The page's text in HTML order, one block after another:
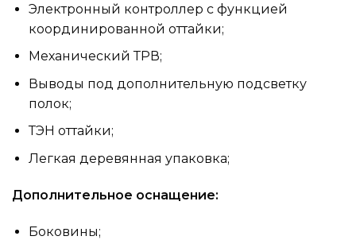
Электронный контроллер с функцией
координированной оттайки;
Механический ТРВ;
Выводы под дополнительную подсветку
полок;
ТЭН оттайки;
Легкая деревянная упаковка;
Дополнительное оснащение:
Боковины;